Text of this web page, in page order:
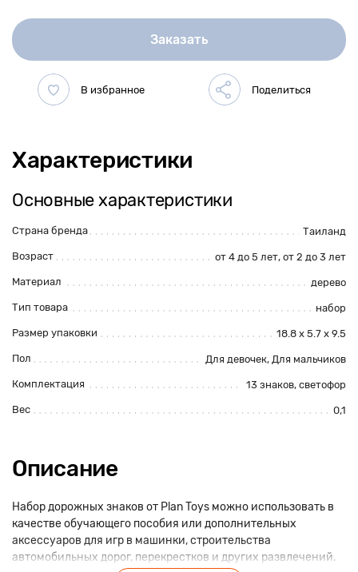
Заказать
Характеристики
Основные характеристики
Страна бренда Таиланд
Возраст от 4 до 5 лет, от 2 до 3 лет
Материал дерево
Тип товара набор
Размер упаковки 18.8 x 5.7 x 9.5
Пол Для девочек, Для мальчиков
Комплектация 13 знаков, светофор
Вес 0,1
Описание
Набор дорожных знаков от Plan Toys можно использовать в
качестве обучающего пособия или дополнительных
аксессуаров для игр в машинки, строительства
автомобильных дорог, перекрестков и других развлечений.